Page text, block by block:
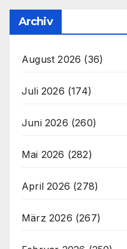
Archiv
August 2026 (36)
Juli 2026 (174)
Juni 2026 (260)
Mai 2026 (282)
April 2026 (278)
März 2026 (267)